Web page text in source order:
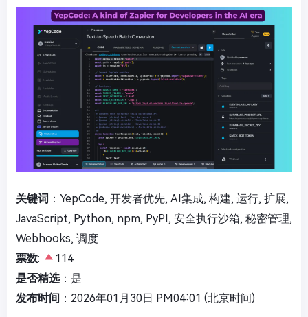
关键词 ：YepCode, 开发者优先, AI集成, 构建, 运行, 扩展,
JavaScript, Python, npm, PyPI, 安全执行沙箱, 秘密管理,
Webhooks, 调度
票数:
114
是否精选：是
发布时间 ：2026年01月30日 PM04:01 (北京时间)